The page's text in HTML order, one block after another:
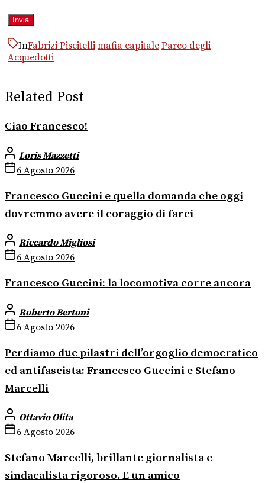
InFabrizi Piscitelli mafia capitale Parco degli
Acquedotti
Related Post
Ciao Francesco!
Loris Mazzetti
6 Agosto 2026
Francesco Guccini e quella domanda che oggi
dovremmo avere il coraggio di farci
Riccardo Migliosi
6 Agosto 2026
Francesco Guccini: la locomotiva corre ancora
Roberto Bertoni
6 Agosto 2026
Perdiamo due pilastri dell’orgoglio democratico
ed antifascista: Francesco Guccini e Stefano
Marcelli
Ottavio Olita
6 Agosto 2026
Stefano Marcelli, brillante giornalista e
sindacalista rigoroso. E un amico